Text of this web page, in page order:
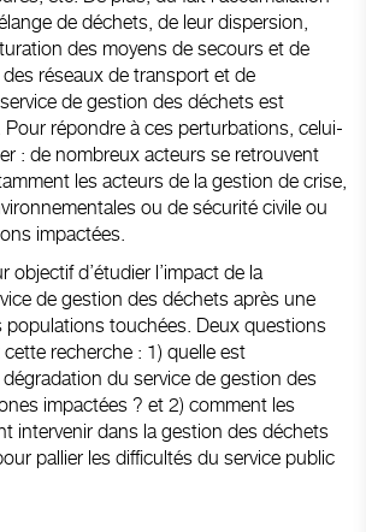
de déchets, de leur dispersion,
des moyens de secours et de
réseaux de transport et de
de gestion des déchets est
répondre à ces perturbations, celui-
: de nombreux acteurs se retrouvent
les acteurs de la gestion de crise,
ou de sécurité civile ou
impactées.
objectif d’étudier l’impact de la
de gestion des déchets après une
populations touchées. Deux questions
recherche : 1) quelle est
dégradation du service de gestion des
impactées ? et 2) comment les
intervenir dans la gestion des déchets
pallier les difficultés du service public